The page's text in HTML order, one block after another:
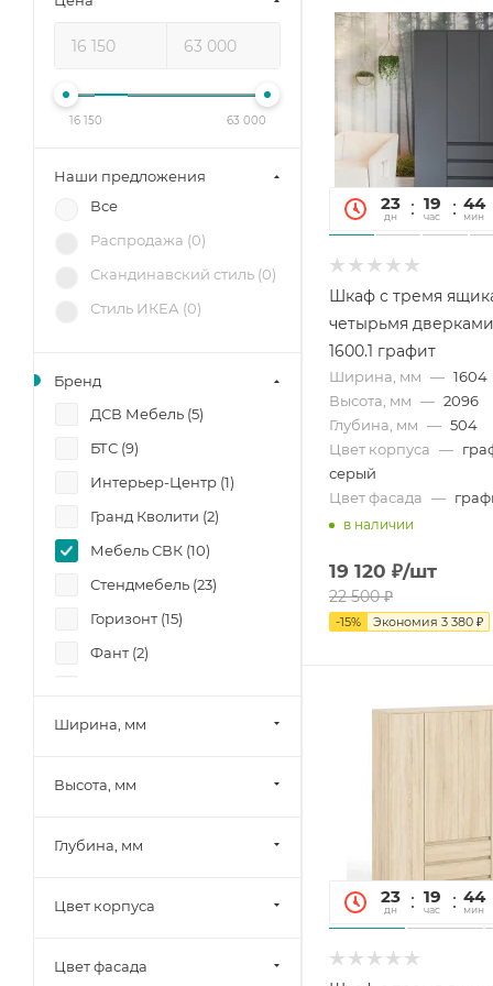
23
дн
19
час
44
мин
Шкаф с тремя
четырьмя
1600.1 графит
Ширина, мм — 1604
Высота, мм — 2096
Глубина, мм — 504
Цвет корпуса —
серый
Цвет фасада —
в наличии
19 120 ₽/шт
22 500₽
-15% Экономия 3 380 ₽
23
дн
19
час
44
мин
16 150 63 000
Наши предложения
Все
Распродажа (0)
Скандинавский стиль (0)
Стиль ИКЕА (0)
Бренд
ДСВ Мебель (5)
БТС (9)
Интерьер-Центр (1)
Гранд Кволити (2)
Мебель СВК (10)
Стендмебель (23)
Горизонт (15)
Фант (2)
Олмеко (
Шведский стандарт
МК Стиль (
Союз-Мебель (
Ширина, мм
Высота, мм
Глубина, мм
Цвет корпуса
Цвет фасада